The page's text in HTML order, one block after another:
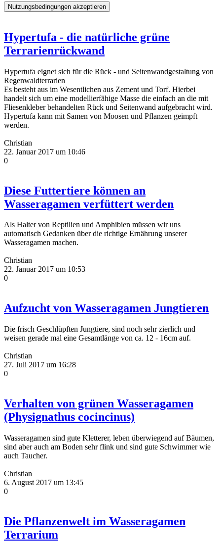
Hypertufa - die natürliche grüne
Terrarienrückwand
Hypertufa eignet sich für die Rück - und Seitenwandgestaltung von
Regenwaldterrarien
Es besteht aus im Wesentlichen aus Zement und Torf. Hierbei
handelt sich um eine modellierfähige Masse die einfach an die mit
Fliesenkleber behandelten Rück und Seitenwand aufgebracht wird.
Hypertufa kann mit Samen von Moosen und Pflanzen geimpft
werden.
Christian
22. Januar 2017 um 10:46
0
Diese Futtertiere können an
Wasseragamen verfüttert werden
Als Halter von Reptilien und Amphibien müssen wir uns
automatisch Gedanken über die richtige Ernährung unserer
Wasseragamen machen.
Christian
22. Januar 2017 um 10:53
0
Aufzucht von Wasseragamen Jungtieren
Die frisch Geschlüpften Jungtiere, sind noch sehr zierlich und
weisen gerade mal eine Gesamtlänge von ca. 12 - 16cm auf.
Christian
27. Juli 2017 um 16:28
0
Verhalten von grünen Wasseragamen
(Physignathus cocincinus)
Wasseragamen sind gute Kletterer, leben überwiegend auf Bäumen,
sind aber auch am Boden sehr flink und sind gute Schwimmer wie
auch Taucher.
Christian
6. August 2017 um 13:45
0
Die Pflanzenwelt im Wasseragamen
Terrarium